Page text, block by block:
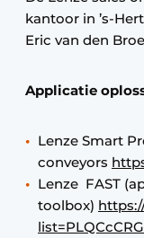
kantoor in ’s-
Eric van den
Applicatie
Lenze Smart
conveyors
Lenze FAST
toolbox)